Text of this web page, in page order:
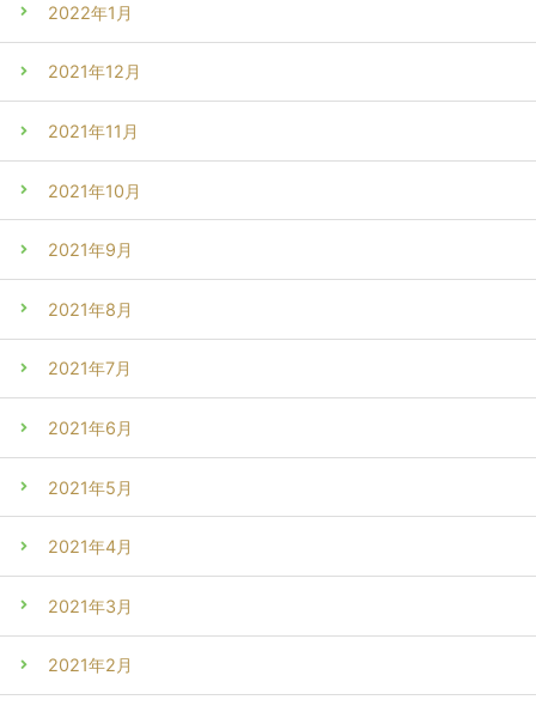
2022年1月
2021年12月
2021年11月
2021年10月
2021年9月
2021年8月
2021年7月
2021年6月
2021年5月
2021年4月
2021年3月
2021年2月